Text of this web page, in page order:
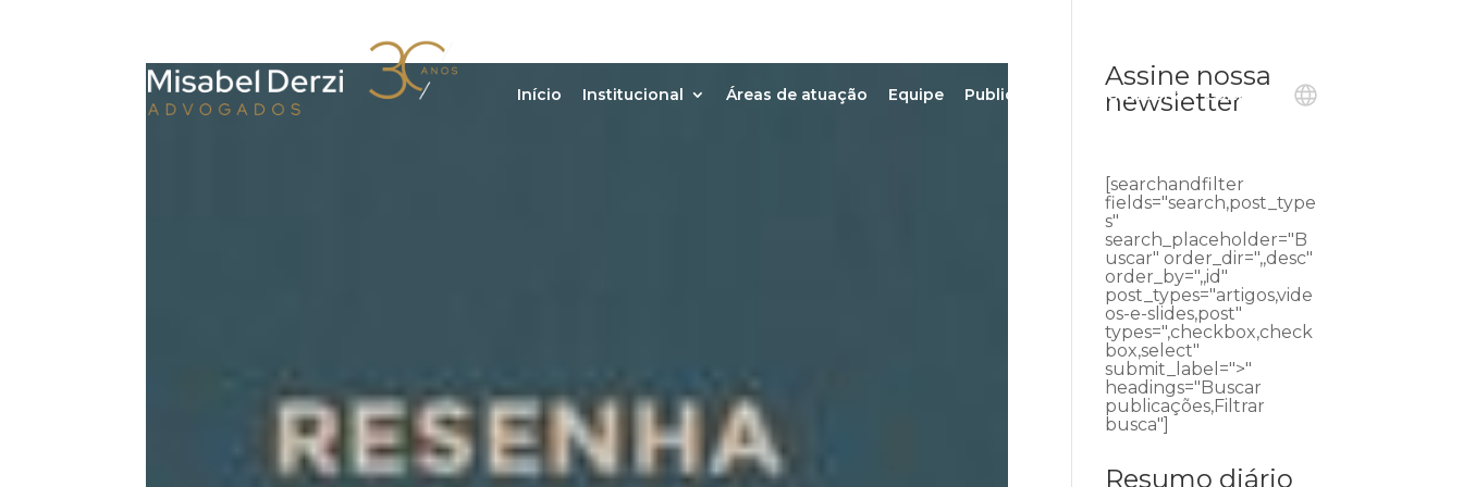
Início Institucional Áreas de atuação Equipe Publicações Ouvidoria Contato
Assine nossa
newsletter
[searchandfilter
fields="search,post_type
s"
search_placeholder="B
uscar" order_dir=",,desc"
order_by=",,id"
post_types="artigos,vide
os-e-slides,post"
types=",checkbox,check
box,select"
submit_label=">"
headings="Buscar
publicações,Filtrar
busca"]
Resumo diário